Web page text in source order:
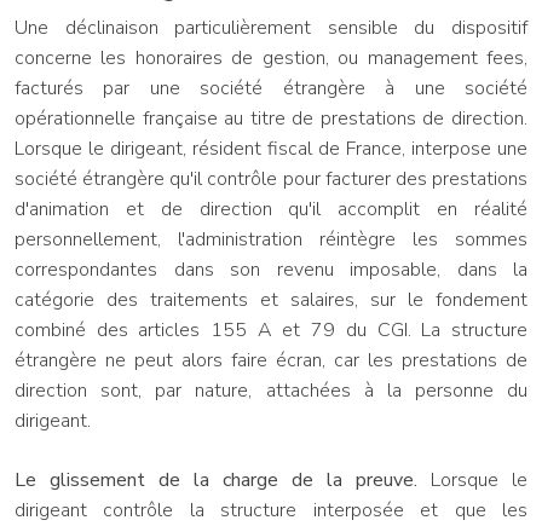
Une déclinaison particulièrement sensible du dispositif
concerne les honoraires de gestion, ou management fees,
facturés par une société étrangère à une société
opérationnelle française au titre de prestations de direction.
Lorsque le dirigeant, résident fiscal de France, interpose une
société étrangère qu'il contrôle pour facturer des prestations
d'animation et de direction qu'il accomplit en réalité
personnellement, l'administration réintègre les sommes
correspondantes dans son revenu imposable, dans la
catégorie des traitements et salaires, sur le fondement
combiné des articles 155 A et 79 du CGI. La structure
étrangère ne peut alors faire écran, car les prestations de
direction sont, par nature, attachées à la personne du
dirigeant.
Le glissement de la charge de la preuve. Lorsque le
dirigeant contrôle la structure interposée et que les